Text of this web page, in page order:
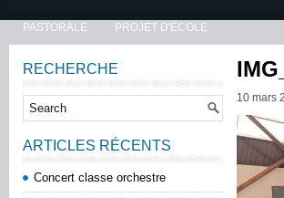
PASTORALE PROJET D'ÉCOLE
10 mars
RECHERCHE
ARTICLES RÉCENTS
Concert classe orchestre